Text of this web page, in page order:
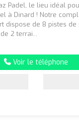
Padel, le lieu idéal
à Dinard ! Notre
dispose de 8 pistes de
2 terrai...
Voir le téléphone